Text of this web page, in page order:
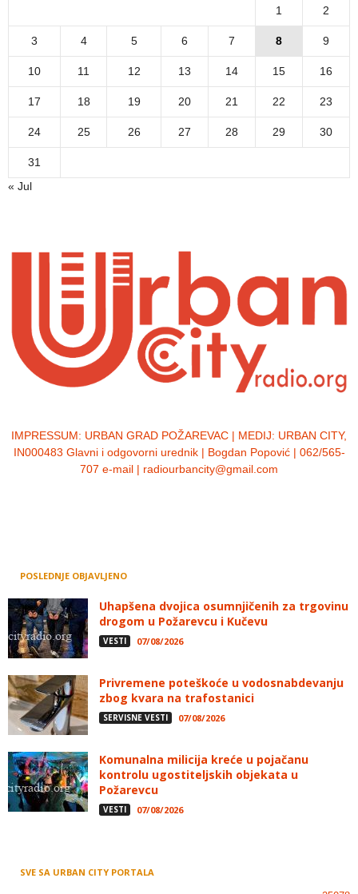
1 2
3 4 5 6 7 8 9
10 11 12 13 14 15 16
17 18 19 20 21 22 23
24 25 26 27 28 29 30
31
« Jul
IMPRESSUM: URBAN GRAD POŽAREVAC | MEDIJ: URBAN CITY,
IN000483 Glavni i odgovorni urednik | Bogdan Popović | 062/565-
707 e-mail | radiourbancity@gmail.com
POSLEDNJE OBJAVLJENO
Uhapšena dvojica osumnjičenih za trgovinu
drogom u Požarevcu i Kučevu
VESTI 07/08/2026
Privremene poteškoće u vodosnabdevanju
zbog kvara na trafostanici
SERVISNE VESTI 07/08/2026
Komunalna milicija kreće u pojačanu
kontrolu ugostiteljskih objekata u
Požarevcu
VESTI 07/08/2026
SVE SA URBAN CITY PORTALA